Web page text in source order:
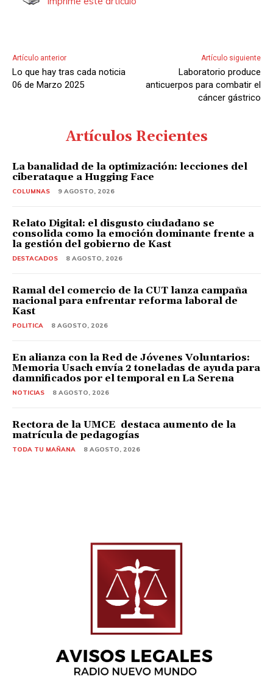
Artículo anterior
Lo que hay tras cada noticia
06 de Marzo 2025
Artículo siguiente
Laboratorio produce
anticuerpos para combatir el
cáncer gástrico
Artículos Recientes
La banalidad de la optimización: lecciones del
ciberataque a Hugging Face
COLUMNAS 9 AGOSTO, 2026
Relato Digital: el disgusto ciudadano se
consolida como la emoción dominante frente a
la gestión del gobierno de Kast
DESTACADOS 8 AGOSTO, 2026
Ramal del comercio de la CUT lanza campaña
nacional para enfrentar reforma laboral de
Kast
POLITICA 8 AGOSTO, 2026
En alianza con la Red de Jóvenes Voluntarios:
Memoria Usach envía 2 toneladas de ayuda para
damnificados por el temporal en La Serena
NOTICIAS 8 AGOSTO, 2026
Rectora de la UMCE destaca aumento de la
matrícula de pedagogías
TODA TU MAÑANA 8 AGOSTO, 2026